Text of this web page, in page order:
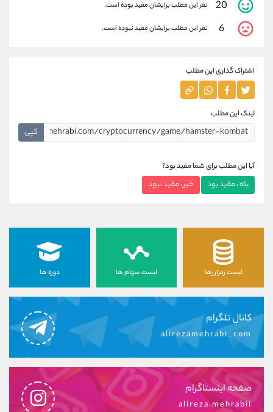
20 نفر این مطلب برایشان مفید بوده است.
6 نفر این مطلب برایشان مفید نبوده است.
اشتراک گذاری این مطلب
لینک این مطلب
کپی
آیا این مطلب برای شما مفید بود؟
بله ، مفید بود خیر ، مفید نبود
لیست رمزارزها لیست سهام ها دوره ها
کانال تلگرام
alirezamehrabi_com
صفحه اینستاگرام
alireza.mehrabii